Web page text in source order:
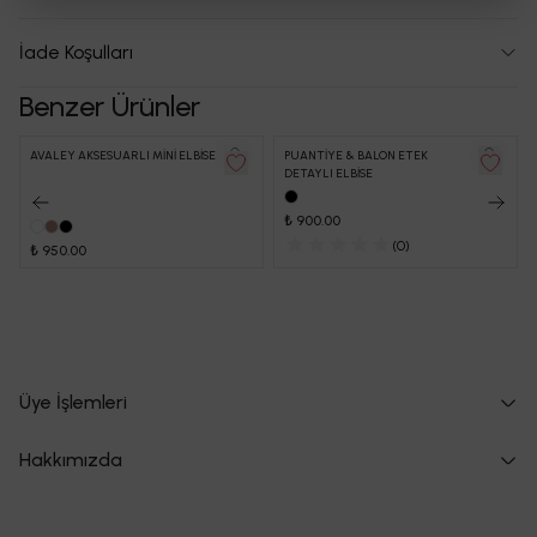
İade Koşulları
Benzer Ürünler
AVALEY AKSESUARLI MİNİ ELBİSE
₺ 950.00
PUANTİYE & BALON ETEK
DETAYLI ELBİSE
₺ 900.00
(0)
Üye İşlemleri
Hakkımızda